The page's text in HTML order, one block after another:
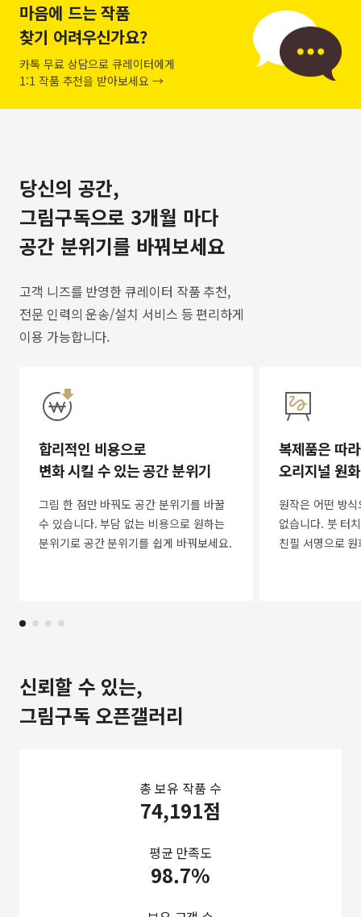
마음에 드는 작품
찾기 어려우신가요?
카톡 무료 상담으로 큐레이터에게
1:1 작품 추천을 받아보세요 →
당신의 공간,
그림구독으로 3개월 마다
공간 분위기를 바꿔보세요
고객 니즈를 반영한 큐레이터 작품 추천,
전문 인력의 운송/설치 서비스 등 편리하게
이용 가능합니다.
합리적인 비용으로
변화 시킬 수 있는 공간 분위기
그림 한 점만 바꿔도 공간 분위기를 바꿀
수 있습니다. 부담 없는 비용으로 원하는
분위기로 공간 분위기를 쉽게 바꿔보세요.
복제품은 따
오리지널 원
원작은 어떤 방
없습니다. 붓 터
친필 서명으로
신뢰할 수 있는,
그림구독 오픈갤러리
총 보유 작품 수
74,191점
평균 만족도
98.7%